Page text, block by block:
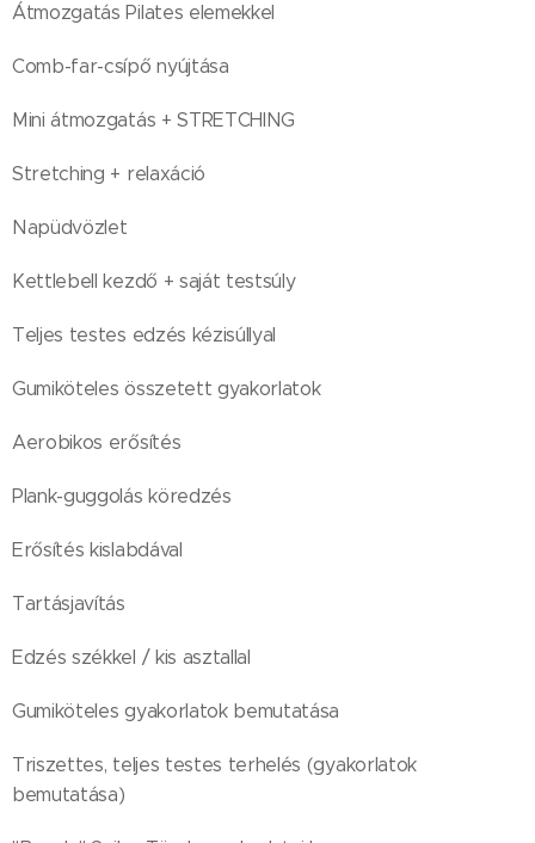
Átmozgatás Pilates elemekkel
Comb-far-csípő nyújtása
Mini átmozgatás + STRETCHING
Stretching + relaxáció
Napüdvözlet
Kettlebell kezdő + saját testsúly
Teljes testes edzés kézisúllyal
Gumiköteles összetett gyakorlatok
Aerobikos erősítés
Plank-guggolás köredzés
Erősítés kislabdával
Tartásjavítás
Edzés székkel / kis asztallal
Gumiköteles gyakorlatok bemutatása
Triszettes, teljes testes terhelés (gyakorlatok
bemutatása)